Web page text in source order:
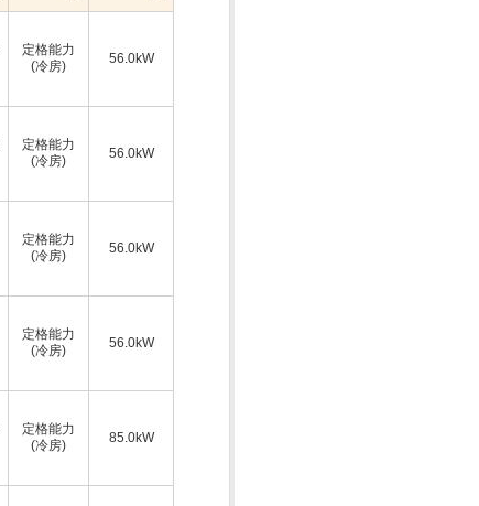
定格能力
(冷房)
56.0kW
定格能力
(冷房)
56.0kW
定格能力
(冷房)
56.0kW
定格能力
(冷房)
56.0kW
定格能力
(冷房)
85.0kW